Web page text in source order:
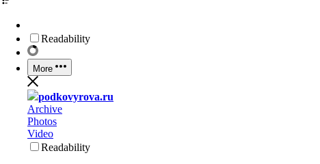
Readability
More
podkovyrova.ru
Archive
Photos
Video
Readability